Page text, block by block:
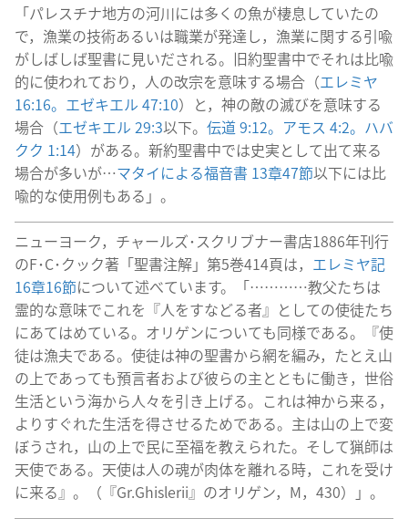
「パレスチナ地方の河川には多くの魚が棲息していたの
で，漁業の技術あるいは職業が発達し，漁業に関する引喩
がしばしば聖書に見いだされる。旧約聖書中でそれは比喩
的に使われており，人の改宗を意味する場合（エレミヤ
16:16。 エゼキエル 47:10）と，神の敵の滅びを意味する
場合（エゼキエル 29:3以下。 伝道 9:12。 アモス 4:2。 ハバ
クク 1:14）がある。新約聖書中では史実として出て来る
場合が多いが…マタイによる福音書 13章47節以下には比
喩的な使用例もある」。
ニューヨーク，チャールズ･スクリブナー書店1886年刊行
のF･C･クック著「聖書注解」第5巻414頁は， エレミヤ記
16章16節について述べています。「…………教父たちは
霊的な意味でこれを『人をすなどる者』としての使徒たち
にあてはめている。オリゲンについても同様である。『使
徒は漁夫である。使徒は神の聖書から網を編み，たとえ山
の上であっても預言者および彼らの主とともに働き，世俗
生活という海から人々を引き上げる。これは神から来る，
よりすぐれた生活を得させるためである。主は山の上で変
ぼうされ，山の上で民に至福を教えられた。そして猟師は
天使である。天使は人の魂が肉体を離れる時，これを受け
に来る』。（『Gr.Ghislerii』のオリゲン，M，430）」。